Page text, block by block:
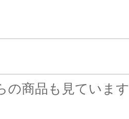
の商品も見ています